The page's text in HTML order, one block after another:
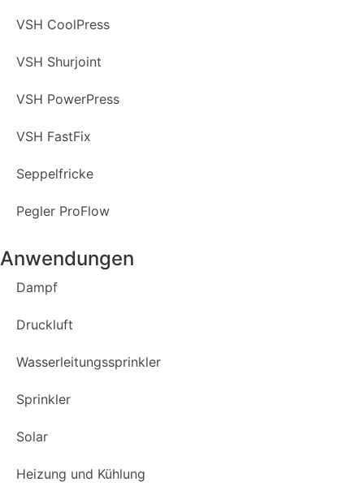
VSH CoolPress
VSH Shurjoint
VSH PowerPress
VSH FastFix
Seppelfricke
Pegler ProFlow
Anwendungen
Dampf
Druckluft
Wasserleitungssprinkler
Sprinkler
Solar
Heizung und Kühlung